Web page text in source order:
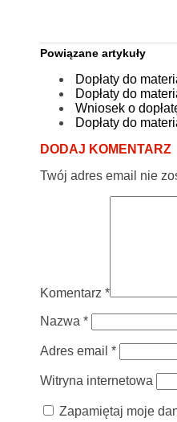
Powiązane artykuły
Dopłaty do
Dopłaty do
Wniosek o
Dopłaty do
DODAJ KOMENTARZ
Twój adres email nie
Komentarz *
Nazwa *
Adres email *
Witryna internetowa
Zapamiętaj moje